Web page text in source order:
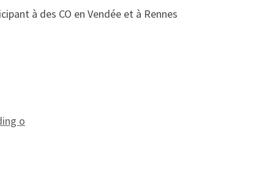
à des CO en Vendée et à Rennes
o